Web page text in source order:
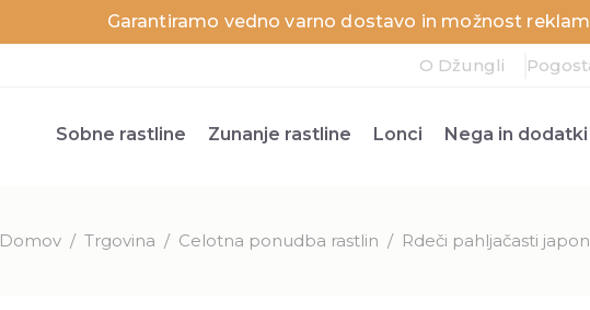
Garantiramo vedno varno dostavo in možnost
O Džungli
Sobne rastline Zunanje rastline Lonci Nega in dodatki
Domov / Trgovina / Celotna ponudba rastlin / Rdeči pahljačasti